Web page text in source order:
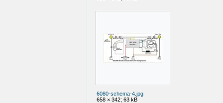
6080-schema-4.jpg
658 × 342; 63 kB